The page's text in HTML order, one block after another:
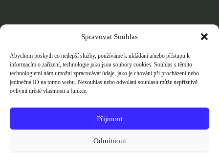
Spravovat Souhlas
Abychom poskytli co nejlepší služby, používáme k ukládání a/nebo přístupu k
informacím o zařízení, technologie jako jsou soubory cookies. Souhlas s těmito
technologiemi nám umožní zpracovávat údaje, jako je chování při procházení nebo
jedinečná ID na tomto webu. Nesouhlas nebo odvolání souhlasu může nepříznivě
ovlivnit určité vlastnosti a funkce.
Přijmout
Odmítnout
Zásady ochrany osobních údajů
Cookie Policy
Přijímáme bezpečné online platby kartou přes Stripe.
Vaše platební údaje jsou šifrovány a nikdy je neukládáme.